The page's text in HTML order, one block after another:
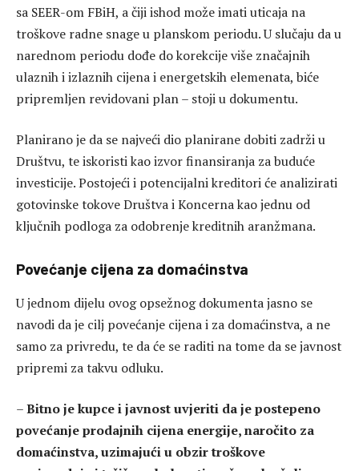
sa SEER-om FBiH, a čiji ishod može imati uticaja na
troškove radne snage u planskom periodu. U slučaju da u
narednom periodu dođe do korekcije više značajnih
ulaznih i izlaznih cijena i energetskih elemenata, biće
pripremljen revidovani plan – stoji u dokumentu.
Planirano je da se najveći dio planirane dobiti zadrži u
Društvu, te iskoristi kao izvor finansiranja za buduće
investicije. Postojeći i potencijalni kreditori će analizirati
gotovinske tokove Društva i Koncerna kao jednu od
ključnih podloga za odobrenje kreditnih aranžmana.
Povećanje cijena za domaćinstva
U jednom dijelu ovog opsežnog dokumenta jasno se
navodi da je cilj povećanje cijena i za domaćinstva, a ne
samo za privredu, te da će se raditi na tome da se javnost
pripremi za takvu odluku.
–Bitno je kupce i javnost uvjeriti da je postepeno
povećanje prodajnih cijena energije, naročito za
domaćinstva, uzimajući u obzir troškove